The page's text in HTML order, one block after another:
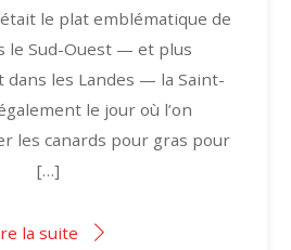
le plat emblématique de
le Sud-Ouest — et plus
les Landes — la Saint-
le jour où l’on
les canards pour gras pour
[…]
la suite